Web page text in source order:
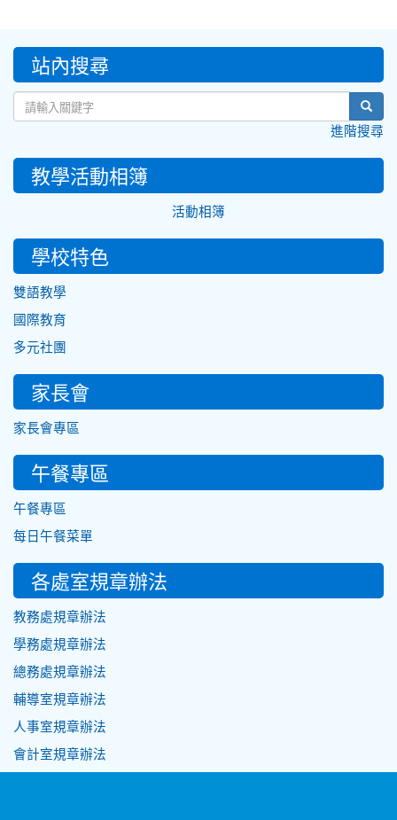
::: 站內搜尋
進階搜尋
教學活動相簿
活動相簿
學校特色
雙語教學
國際教育
多元社團
家長會
家長會專區
午餐專區
午餐專區
每日午餐菜單
各處室規章辦法
教務處規章辦法
學務處規章辦法
總務處規章辦法
輔導室規章辦法
人事室規章辦法
會計室規章辦法